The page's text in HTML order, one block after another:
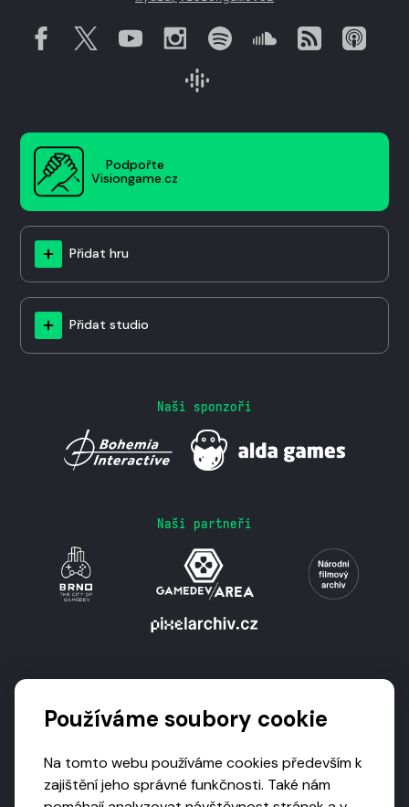
Podpořte
Visiongame.cz
Přidat hru
Přidat studio
Naši sponzoři
Naši partneři
Používáme soubory cookie
Na tomto webu používáme cookies především k
zajištění jeho správné funkčnosti. Také nám